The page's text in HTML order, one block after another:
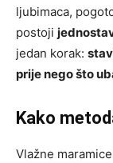
ljubimaca,
postoji
jedan korak:
prije nego što
Kako
Vlažne